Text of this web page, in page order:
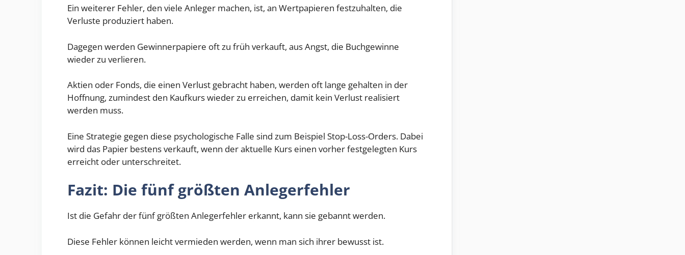
Ein weiterer Fehler, den viele Anleger machen, ist, an Wertpapieren festzuhalten, die
Verluste produziert haben.
Dagegen werden Gewinnerpapiere oft zu früh verkauft, aus Angst, die Buchgewinne
wieder zu verlieren.
Aktien oder Fonds, die einen Verlust gebracht haben, werden oft lange gehalten in der
Hoffnung, zumindest den Kaufkurs wieder zu erreichen, damit kein Verlust realisiert
werden muss.
Eine Strategie gegen diese psychologische Falle sind zum Beispiel Stop-Loss-Orders. Dabei
wird das Papier bestens verkauft, wenn der aktuelle Kurs einen vorher festgelegten Kurs
erreicht oder unterschreitet.
Fazit: Die fünf größten Anlegerfehler
Ist die Gefahr der fünf größten Anlegerfehler erkannt, kann sie gebannt werden.
Diese Fehler können leicht vermieden werden, wenn man sich ihrer bewusst ist.